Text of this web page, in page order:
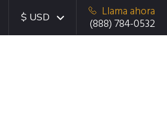
$ USD
Llama ahora
(888) 784-0532